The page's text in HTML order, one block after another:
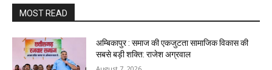
MOST READ
अम्बिकापुर : समाज की एकजुटता सामाजिक विकास की
सबसे बड़ी शक्ति: राजेश अग्रवाल